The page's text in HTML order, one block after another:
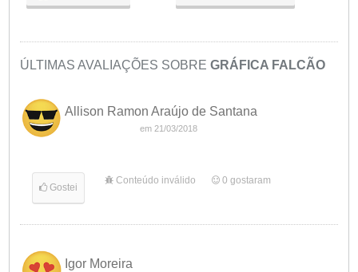
ÚLTIMAS AVALIAÇÕES SOBRE GRÁFICA FALCÃO
Allison Ramon Araújo de Santana
em 21/03/2018
Gostei
Conteúdo inválido 0 gostaram
Igor Moreira